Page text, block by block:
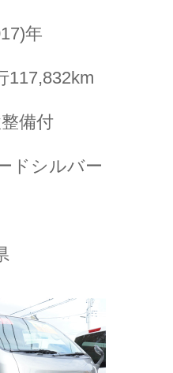
年
117,832km
備付
ドシルバー